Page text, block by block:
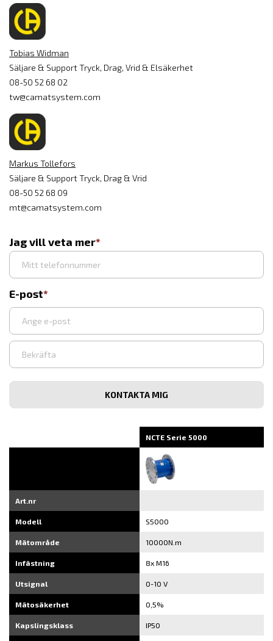
Tobias Widman
Säljare & Support Tryck, Drag, Vrid & Elsäkerhet
08-50 52 68 02
tw@camatsystem.com
Markus Tollefors
Säljare & Support Tryck, Drag & Vrid
08-50 52 68 09
mt@camatsystem.com
Jag vill veta mer
E-post
Ange
e-
Bekräfta
post
NCTE Serie 5000
Art.nr
Modell S5000
Mätområde 10000N.m
Infästning 8x M16
Utsignal 0-10 V
Mätosäkerhet 0,5%
Kapslingsklass IP50